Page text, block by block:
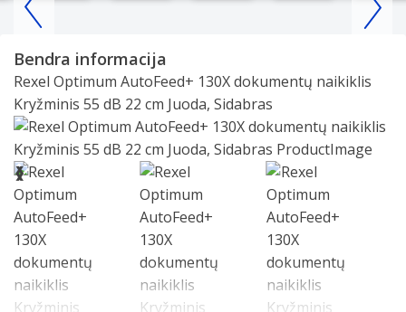
Item
25
Bendra informacija
Rexel Optimum AutoFeed+ 130X dokumentų naikiklis
Kryžminis 55 dB 22 cm Juoda, Sidabras
Slide 1 of 5
❮
❯